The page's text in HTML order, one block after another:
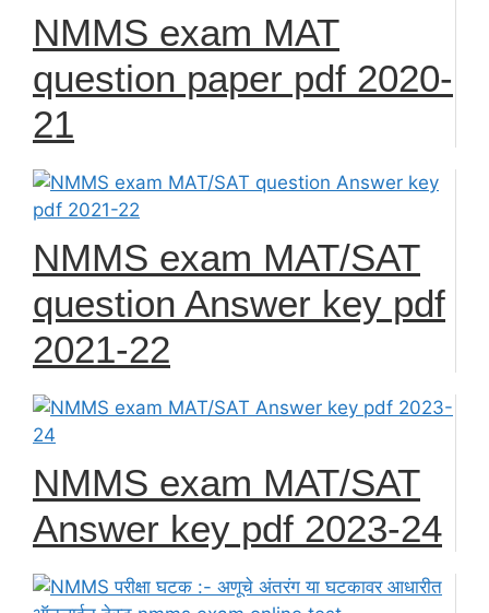
NMMS exam MAT
question paper pdf 2020-
21
NMMS exam MAT/SAT
question Answer key pdf
2021-22
NMMS exam MAT/SAT
Answer key pdf 2023-24